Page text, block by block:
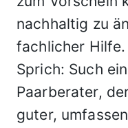
nachhaltig zu
fachlicher Hilfe.
Sprich: Such
Paarberater,
guter,